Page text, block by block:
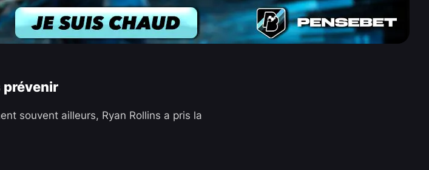
prévenir
souvent ailleurs, Ryan Rollins a pris la